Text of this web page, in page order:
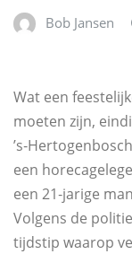
Bob Jansen
Wat een
moeten zijn,
een
een 21‑jarige
Volgens de
tijdstip waarop